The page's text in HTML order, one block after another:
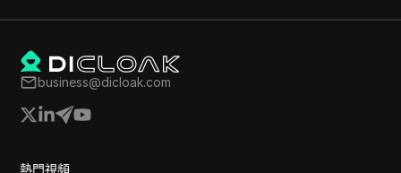
business@dicloak.com
熱門視頻